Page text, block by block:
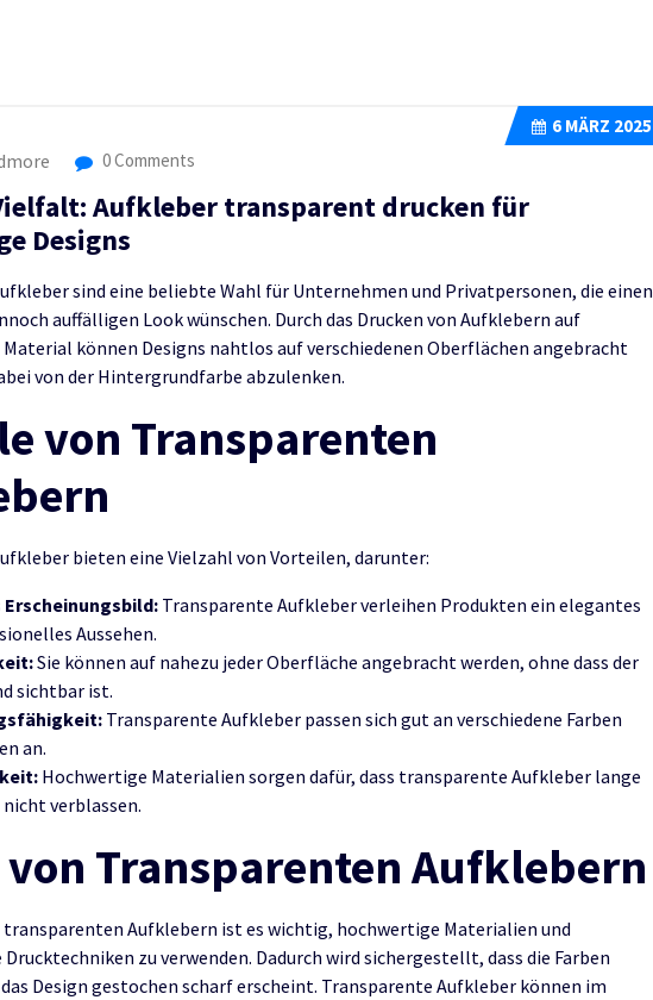
6MÄRZ 2025
0 Comments
Aufkleber transparent drucken für
Designs
sind eine beliebte Wahl für Unternehmen und Privatpersonen, die einen
auffälligen Look wünschen. Durch das Drucken von Aufklebern auf
können Designs nahtlos auf verschiedenen Oberflächen angebracht
von der Hintergrundfarbe abzulenken.
von Transparenten
bieten eine Vielzahl von Vorteilen, darunter:
Transparente Aufkleber verleihen Produkten ein elegantes
Aussehen.
Sie können auf nahezu jeder Oberfläche angebracht werden, ohne dass der
sichtbar ist.
Transparente Aufkleber passen sich gut an verschiedene Farben
an.
Hochwertige Materialien sorgen dafür, dass transparente Aufkleber lange
verblassen.
Transparenten Aufklebern
transparenten Aufklebern ist es wichtig, hochwertige Materialien und
zu verwenden. Dadurch wird sichergestellt, dass die Farben
Design gestochen scharf erscheint. Transparente Aufkleber können im